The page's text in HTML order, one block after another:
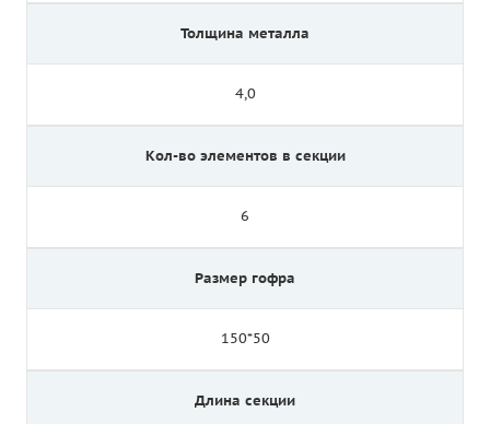
Толщина металла
4,0
Кол-во элементов в секции
6
Размер гофра
150*50
Длина секции